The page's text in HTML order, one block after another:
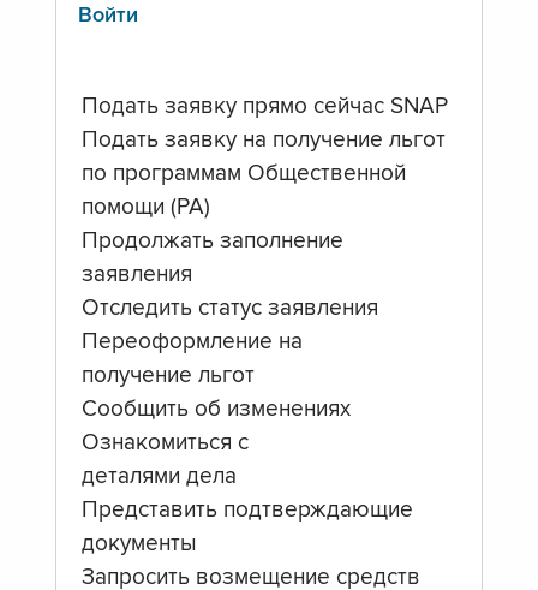
Войти
Подать заявку прямо сейчас SNAP
Подать заявку на получение льгот
по программам Общественной
помощи (PA)
Продолжать заполнение
заявления
Отследить статус заявления
Переоформление на
получение льгот
Сообщить об изменениях
Ознакомиться с
деталями дела
Представить подтверждающие
документы
Запросить возмещение средств